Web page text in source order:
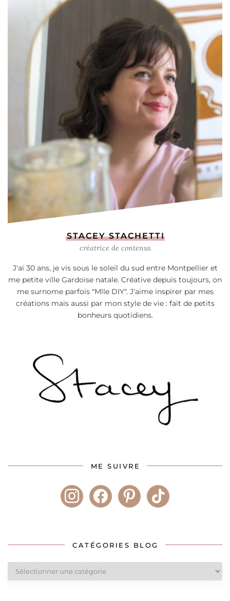
STACEY STACHETTI
créatrice de contenus
J'ai 30 ans, je vis sous le soleil du sud entre Montpellier et
me petite ville Gardoise natale. Créative depuis toujours, on
me surnome parfois "Mlle DIY". J'aime inspirer par mes
créations mais aussi par mon style de vie : fait de petits
bonheurs quotidiens.
ME SUIVRE
instagramfacebookpinteresttiktok
CATÉGORIES BLOG
blog